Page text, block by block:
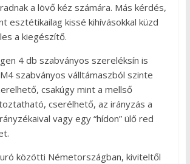
a lövő kéz számára. Más kérdés,
esztétikailag kissé kihívásokkal küzd
a kiegészítő.
4 db szabványos szereléksín is
szabványos válltámaszból szinte
csakúgy mint a mellső
cserélhető, az irányzás a
vagy egy “hídon” ülő red
közötti Németországban, kiviteltől